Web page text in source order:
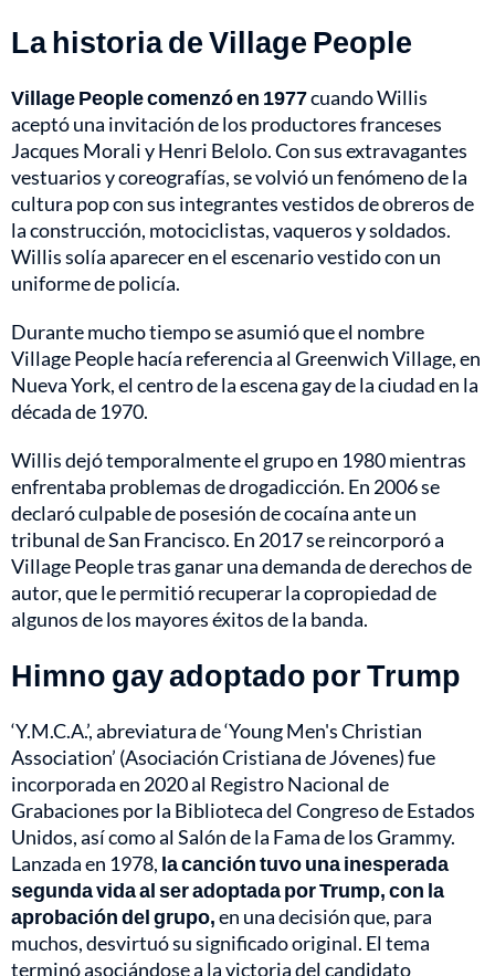
La historia de Village People
Village People comenzó en 1977cuando Willis
aceptó una invitación de los productores franceses
Jacques Morali y Henri Belolo. Con sus extravagantes
vestuarios y coreografías, se volvió un fenómeno de la
cultura pop con sus integrantes vestidos de obreros de
la construcción, motociclistas, vaqueros y soldados.
Willis solía aparecer en el escenario vestido con un
uniforme de policía.
Durante mucho tiempo se asumió que el nombre
Village People hacía referencia al Greenwich Village, en
Nueva York, el centro de la escena gay de la ciudad en la
década de 1970.
Willis dejó temporalmente el grupo en 1980 mientras
enfrentaba problemas de drogadicción. En 2006 se
declaró culpable de posesión de cocaína ante un
tribunal de San Francisco. En 2017 se reincorporó a
Village People tras ganar una demanda de derechos de
autor, que le permitió recuperar la copropiedad de
algunos de los mayores éxitos de la banda.
Himno gay adoptado por Trump
‘Y.M.C.A.’, abreviatura de ‘Young Men's Christian
Association’ (Asociación Cristiana de Jóvenes) fue
incorporada en 2020 al Registro Nacional de
Grabaciones por la Biblioteca del Congreso de Estados
Unidos, así como al Salón de la Fama de los Grammy.
Lanzada en 1978, la canción tuvo una inesperada
segunda vida al ser adoptada por Trump, con la
aprobación del grupo,en una decisión que, para
muchos, desvirtuó su significado original. El tema
terminó asociándose a la victoria del candidato